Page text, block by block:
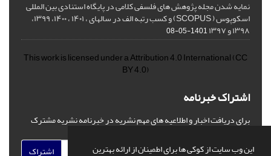
این وب سایت از کوکی ها برای اطمینان از ارائه بهترین
نمایه شدن مجله پژوهش های فلسفی کلامی در پایگاه استنادی بین المللی
اسکوپوس ( SCOPUS) و کسب رتبه الف در سالهای ، ۱۴۰۱ ، ۱۴۰۰، ۱۳۹۹،
۱۳۹۸ و ۱۳۹۷ 1401-05-08
This work is licensed under aAttribution 4.0 International(CC
BY 4.0)
اشتراک خبرنامه
برای دریافت اخبار و اطلاعیه های مهم نشریه در خبرنامه نشریه مشترک
اشتراک